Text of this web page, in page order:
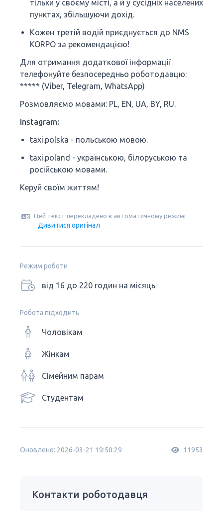
тільки у своєму місті, а й у сусідніх населених
пунктах, збільшуючи дохід.
Кожен третій водій приєднується до NMS
KORPO за рекомендацією!
Для отримання додаткової інформації
телефонуйте безпосередньо роботодавцю:
***** (Viber, Telegram, WhatsApp)
Розмовляємо мовами: PL, EN, UA, BY, RU.
Instagram:
taxi.polska - польською мовою.
taxi.poland - українською, білоруською та
російською мовами.
Керуй своїм життям!
Цей текст перекладено в автоматичному режимі
Дивитися оригінал
Режим роботи
від 16 до 220 годин на місяць
Робота підходить
Чоловікам
Жінкам
Сімейним парам
Студентам
Оновлено: 2026-03-21 19:50:29 11953
Контакти роботодавця